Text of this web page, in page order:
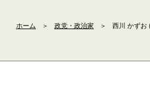
ホーム ＞ 政党・政治家 ＞ 西川 かずお